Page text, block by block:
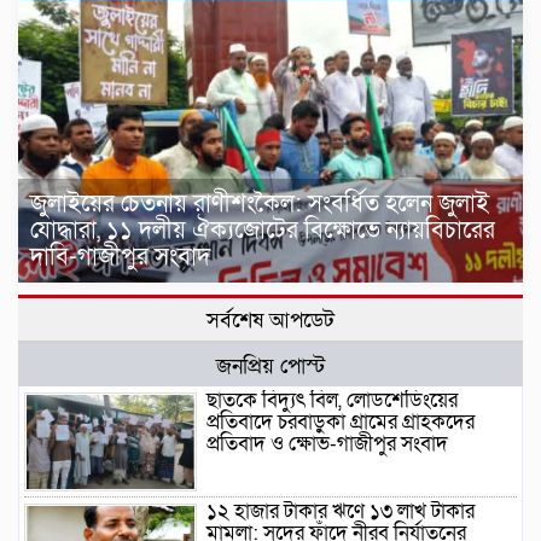
জুলাইয়ের চেতনায় রাণীশংকৈল: সংবর্ধিত হলেন জুলাই
যোদ্ধারা, ১১ দলীয় ঐক্যজোটের বিক্ষোভে ন্যায়বিচারের
দাবি-গাজীপুর সংবাদ
সর্বশেষ আপডেট
জনপ্রিয় পোস্ট
ছাতকে বিদ্যুৎ বিল, লোডশেডিংয়ের
প্রতিবাদে চরবাড়ুকা গ্রামের গ্রাহকদের
প্রতিবাদ ও ক্ষোভ-গাজীপুর সংবাদ
১২ হাজার টাকার ঋণে ১৩ লাখ টাকার
মামলা: সুদের ফাঁদে নীরব নির্যাতনের